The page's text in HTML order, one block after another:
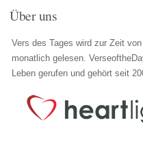
Über uns
Vers des Tages wird zur Zeit
monatlich gelesen.
Leben gerufen und gehört seit